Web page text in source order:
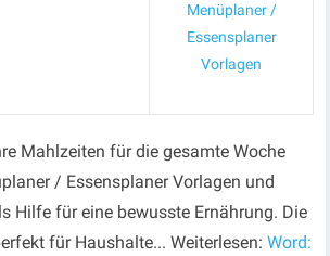
Menüplaner /
Essensplaner
Vorlagen
Mahlzeiten für die gesamte Woche
/ Essensplaner Vorlagen und
Hilfe für eine bewusste Ernährung. Die
für Haushalte... Weiterlesen:Word: